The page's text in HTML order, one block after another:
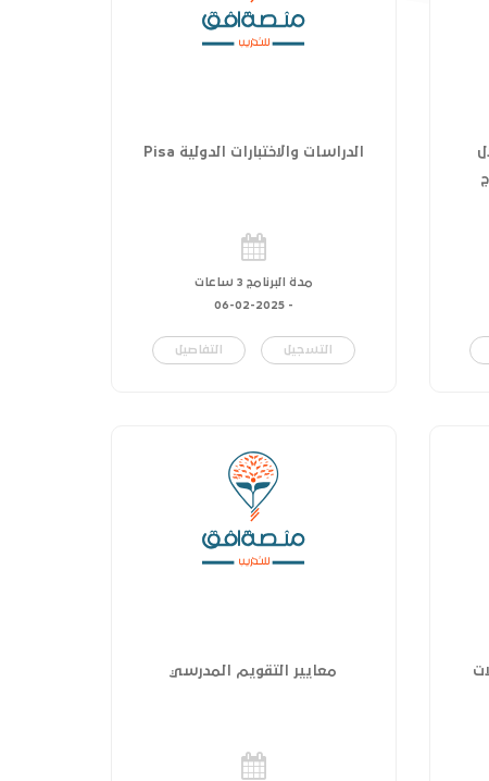
الدراسات والاختبارات الدولية Pisa
مدة البرنامج 3 ساعات
-
06-02-2025
التسجيل التفاصيل
معايير التقويم المدرسي